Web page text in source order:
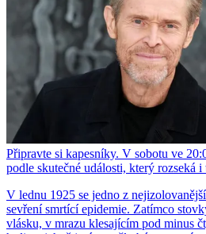
Připravte si kapesníky. V sobotu ve
podle skutečné události, který rozseká
V lednu 1925 se jedno z
sevření smrtící epidemie. Zatímco
vlásku, v mrazu klesajícím pod minus